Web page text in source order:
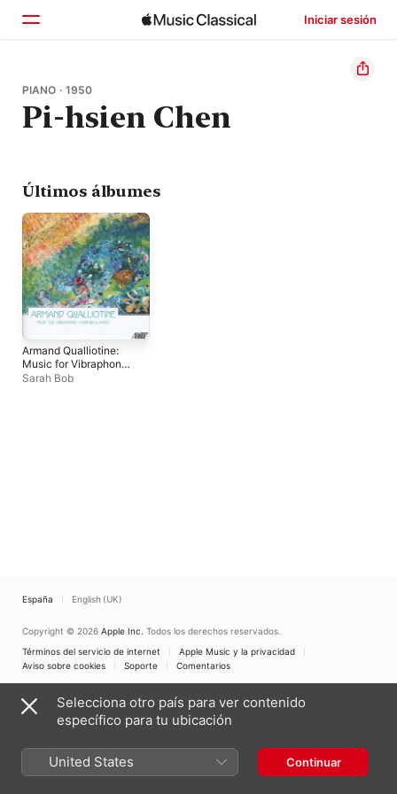
Iniciar sesión
Inicio
Explorar
PIANO · 1950
Pi-hsien Chen
Últimos álbumes
Armand Qualliotine:
Music for Vibraphone,
Marimba, and Piano
Sarah Bob
España English (UK)
Copyright © 2026 Apple Inc. Todos los derechos reservados.
Términos del servicio de internet
Apple Music y la privacidad
Aviso sobre cookies
Soporte Comentarios
Selecciona otro país para ver contenido
específico para tu ubicación
United States Continuar